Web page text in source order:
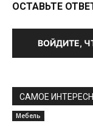
ОСТАВЬТЕ
ВОЙДИТЕ,
САМОЕ
Мебель